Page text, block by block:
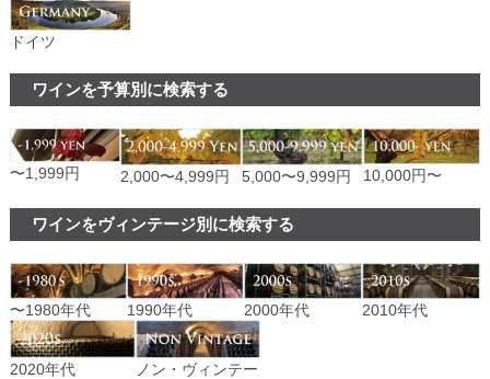
ドイツ
ワインを予算別に検索する
〜1,999円 2,000〜4,999円 5,000〜9,999円 10,000円〜
ワインをヴィンテージ別に検索する
〜1980年代 1990年代 2000年代 2010年代
2020年代
ノン・ヴィンテー